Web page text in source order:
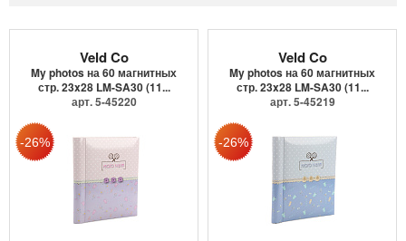
Veld Co
My photos на 60 магнитных
стр. 23x28 LM-SA30 (11...
арт. 5-45220
Veld Co
My photos на 60 магнитных
стр. 23x28 LM-SA30 (11...
арт. 5-45219